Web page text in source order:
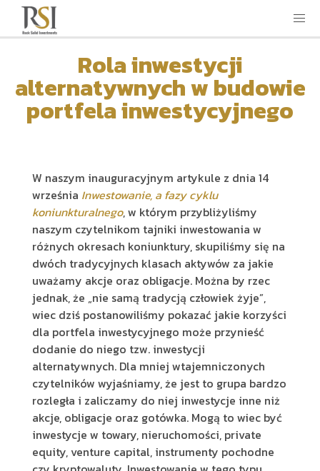
Rola inwestycji
alternatywnych w budowie
portfela inwestycyjnego
W naszym inauguracyjnym artykule z dnia 14
września Inwestowanie, a fazy cyklu
koniunkturalnego, w którym przybliżyliśmy
naszym czytelnikom tajniki inwestowania w
różnych okresach koniunktury, skupiliśmy się na
dwóch tradycyjnych klasach aktywów za jakie
uważamy akcje oraz obligacje. Można by rzec
jednak, że „nie samą tradycją człowiek żyje”,
wiec dziś postanowiliśmy pokazać jakie korzyści
dla portfela inwestycyjnego może przynieść
dodanie do niego tzw. inwestycji
alternatywnych. Dla mniej wtajemniczonych
czytelników wyjaśniamy, że jest to grupa bardzo
rozległa i zaliczamy do niej inwestycje inne niż
akcje, obligacje oraz gotówka. Mogą to wiec być
inwestycje w towary, nieruchomości, private
equity, venture capital, instrumenty pochodne